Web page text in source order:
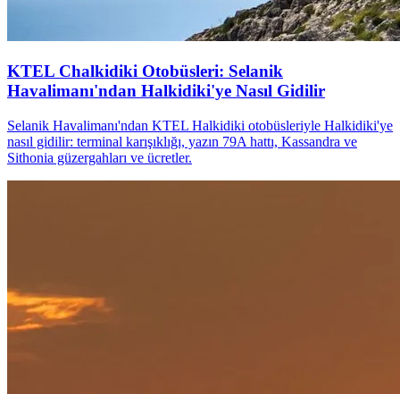
KTEL Chalkidiki Otobüsleri: Selanik
Havalimanı'ndan Halkidiki'ye Nasıl Gidilir
Selanik Havalimanı'ndan KTEL Halkidiki otobüsleriyle Halkidiki'ye
nasıl gidilir: terminal karışıklığı, yazın 79A hattı, Kassandra ve
Sithonia güzergahları ve ücretler.